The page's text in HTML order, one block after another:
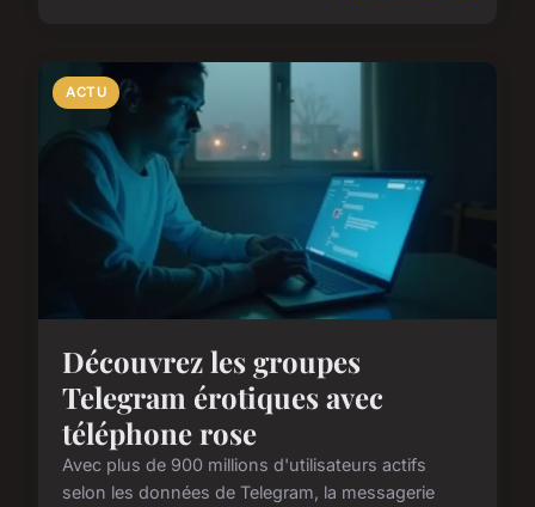
ACTU
Découvrez les groupes
Telegram érotiques avec
téléphone rose
Avec plus de 900 millions d'utilisateurs actifs
selon les données de Telegram, la messagerie